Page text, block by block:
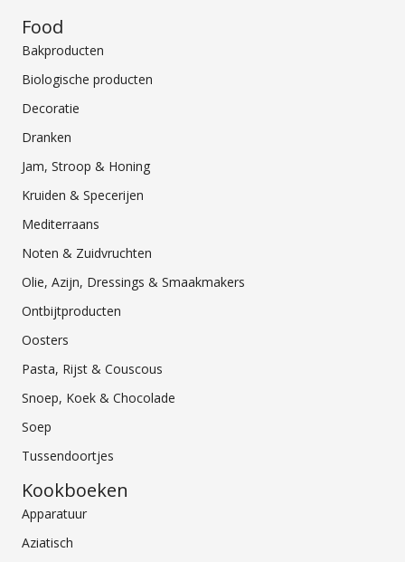
Food
Bakproducten
Biologische producten
Decoratie
Dranken
Jam, Stroop & Honing
Kruiden & Specerijen
Mediterraans
Noten & Zuidvruchten
Olie, Azijn, Dressings & Smaakmakers
Ontbijtproducten
Oosters
Pasta, Rijst & Couscous
Snoep, Koek & Chocolade
Soep
Tussendoortjes
Kookboeken
Apparatuur
Aziatisch